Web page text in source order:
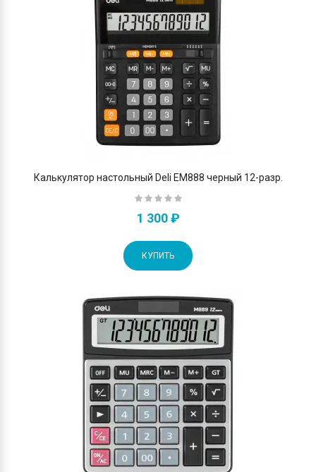
Калькулятор настольный Deli EM888 черный 12-разр.
1 300 ₽
КУПИТЬ